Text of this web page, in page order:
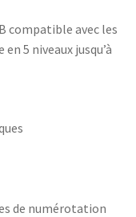
compatible avec les
5 niveaux jusqu’à
de numérotation